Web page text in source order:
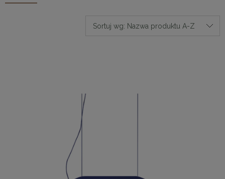
Sortuj wg: Nazwa produktu A-Z